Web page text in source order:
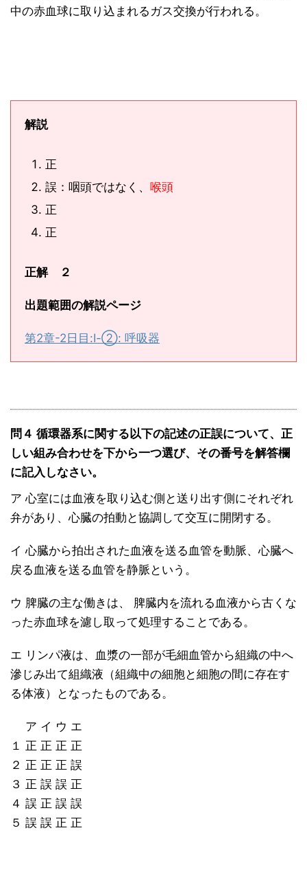
中の赤血球に取り込まれるガス交換が行われる。
解説
正
誤：咽頭ではなく、 喉頭
正
正
正解 ２
出題範囲の解説ページ
第2章-2日目:Ⅰ-②: 呼吸器
問４ 循環器系に関する以下の記述の正誤について、正
しい組み合わせを下から一つ選び、その番号を解答欄
に記入しなさい。
ア 心室には血液を取り込む側と送り出す側にそれぞれ
弁があり、心臓の拍動と協調して交互に開閉する。
イ 心臓から拍出された血液を送る血管を動脈、心臓へ
戻る血液を送る血管を静脈という。
ウ 脾臓の主な働きは、 脾臓内を流れる血液から古くな
った赤血球を濾し取って処理することである。
エ リンパ液は、血漿の一部が毛細血管から組織の中へ
滲じみ出て組織液（組織中の細胞と細胞の間に存在す
る体液）となったものである。
ア イ ウ エ
１ 正 正 正 正
２ 正 正 正 誤
３ 正 誤 誤 正
４ 誤 正 誤 誤
５ 誤 誤 正 正